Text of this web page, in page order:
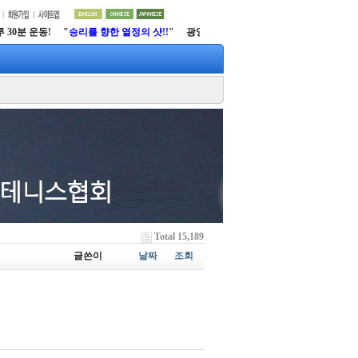
분 운동! " 승리를 향한 열정의 샷!!" 광양시 테니스협회
Total 15,189
글쓴이 날짜 조회